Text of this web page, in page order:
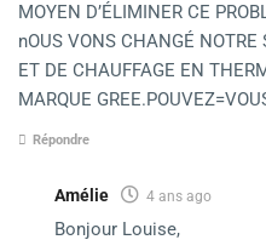
MOYEN D’ÉLIMINER CE
nOUS VONS CHANGÉ NOTRE
ET DE CHAUFFAGE EN
MARQUE
Répondre
Amélie 4 ans ago
Bonjour Louise,